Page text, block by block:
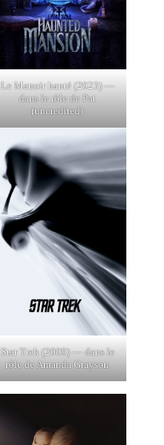
Le Manoir hanté (2023) —
dans le rôle de Pat
(uncredited)
Star Trek (2009) — dans le
rôle de Amanda Grayson